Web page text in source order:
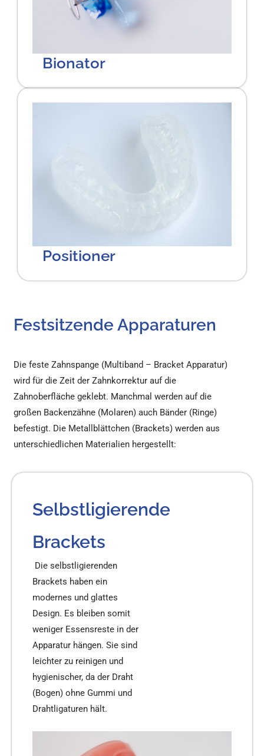
Bionator
Positioner
Festsitzende Apparaturen
Die feste Zahnspange (Multiband – Bracket Apparatur)
wird für die Zeit der Zahnkorrektur auf die
Zahnoberfläche geklebt. Manchmal werden auf die
großen Backenzähne (Molaren) auch Bänder (Ringe)
befestigt. Die Metallblättchen (Brackets) werden aus
unterschiedlichen Materialien hergestellt:
Selbstligierende
Brackets
Die selbstligierenden
Brackets haben ein
modernes und glattes
Design. Es bleiben somit
weniger Essensreste in der
Apparatur hängen. Sie sind
leichter zu reinigen und
hygienischer, da der Draht
(Bogen) ohne Gummi und
Drahtligaturen hält.